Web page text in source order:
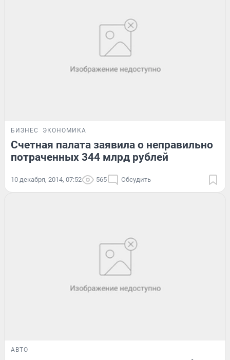
БИЗНЕС ЭКОНОМИКА
Счетная палата заявила о неправильно
потраченных 344 млрд рублей
10 декабря, 2014, 07:52 565 Обсудить
АВТО